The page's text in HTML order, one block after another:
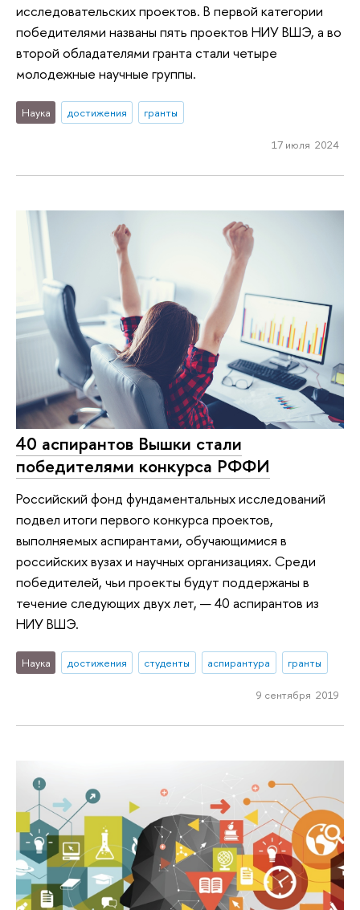
исследовательских проектов. В первой категории
победителями названы пять проектов НИУ ВШЭ, а во
второй обладателями гранта стали четыре
молодежные научные группы.
Наука достижения гранты
17 июля 2024
40 аспирантов Вышки стали
победителями конкурса РФФИ
Российский фонд фундаментальных исследований
подвел итоги первого конкурса проектов,
выполняемых аспирантами, обучающимися в
российских вузах и научных организациях. Среди
победителей, чьи проекты будут поддержаны в
течение следующих двух лет, — 40 аспирантов из
НИУ ВШЭ.
Наука достижения студенты аспирантура гранты
9 сентября 2019